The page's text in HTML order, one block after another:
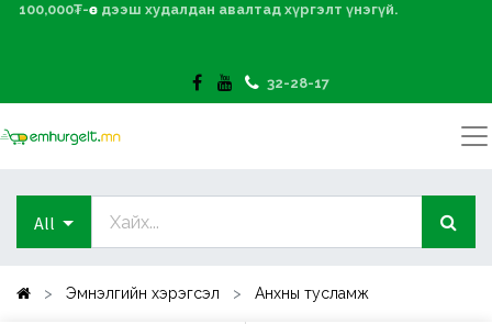
100,000₮-өөс дээш худалдан авалтад хүргэлт үнэгүй.
32-28-17
All
Эмнэлгийн хэрэгсэл Анхны тусламж